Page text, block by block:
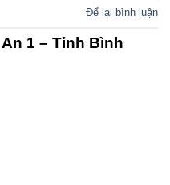
Để lại bình luận
1 – Tỉnh Bình